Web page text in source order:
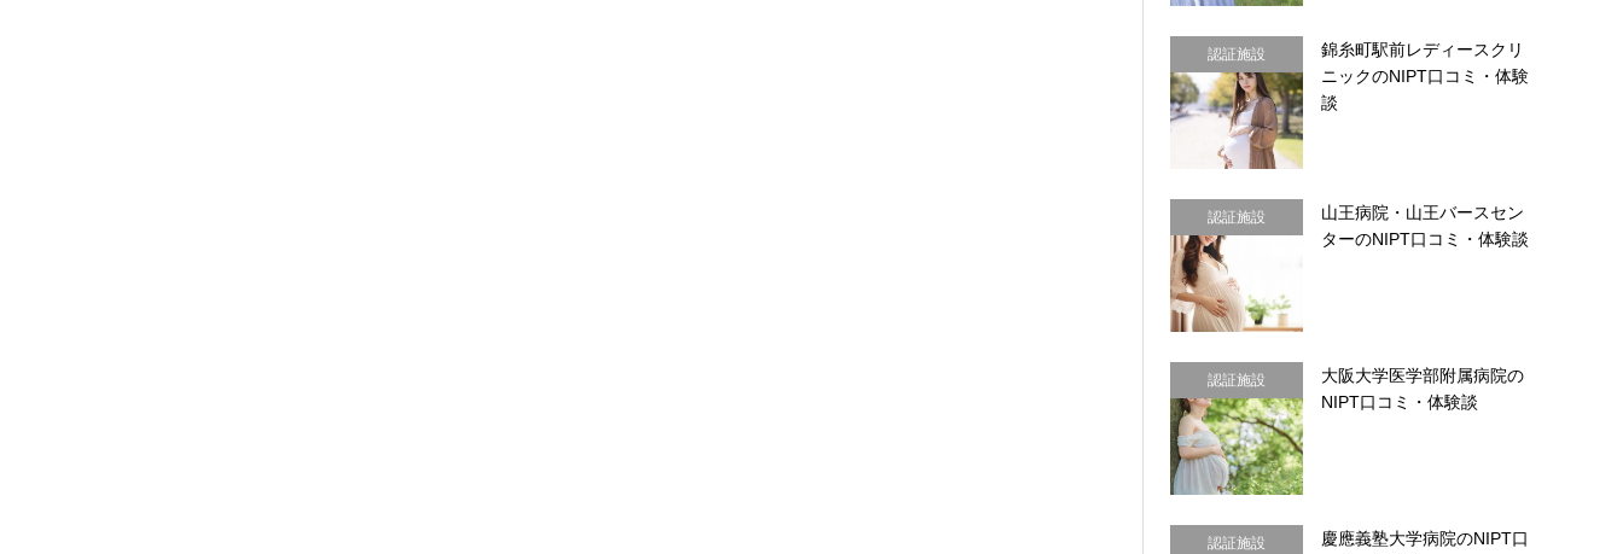
認証施設
錦糸町駅前レディースクリ
ニックのNIPT口コミ・体験
談
認証施設
山王病院・山王バースセン
ターのNIPT口コミ・体験談
認証施設
大阪大学医学部附属病院の
NIPT口コミ・体験談
認証施設
慶應義塾大学病院のNIPT口